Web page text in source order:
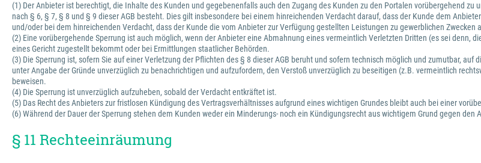
(1) Der Anbieter ist berechtigt, die Inhalte des Kunden und gegebenenfalls auch den Zugang des Kunden zu den Portalen vorübergehend
nach § 6, § 7, § 8 und § 9 dieser AGB besteht. Dies gilt insbesondere bei einem hinreichenden Verdacht darauf, dass der Kunde dem
und/oder bei dem hinreichenden Verdacht, dass der Kunde die vom Anbieter zur Verfügung gestellten Leistungen zu gewerblichen Zwecken
(2) Eine vorübergehende Sperrung ist auch möglich, wenn der Anbieter eine Abmahnung eines vermeintlich Verletzten Dritten (es sei
eines Gericht zugestellt bekommt oder bei Ermittlungen staatlicher Behörden.
(3) Die Sperrung ist, sofern Sie auf einer Verletzung der Pflichten des § 8 dieser AGB beruht und sofern technisch möglich und zumutbar,
unter Angabe der Gründe unverzüglich zu benachrichtigen und aufzufordern, den Verstoß unverzüglich zu beseitigen (z.B. vermeintlich
beweisen.
(4) Die Sperrung ist unverzüglich aufzuheben, sobald der Verdacht entkräftet ist.
(5) Das Recht des Anbieters zur fristlosen Kündigung des Vertragsverhältnisses aufgrund eines wichtigen Grundes bleibt auch bei einer
(6) Während der Dauer der Sperrung stehen dem Kunden weder ein Minderungs- noch ein Kündigungsrecht aus wichtigem Grund gegen den
§ 11 Rechteeinräumung